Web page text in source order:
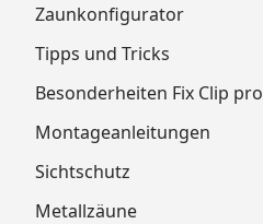
Zaunkonfigurator
Tipps und Tricks
Besonderheiten Fix Clip pro
Montageanleitungen
Sichtschutz
Metallzäune